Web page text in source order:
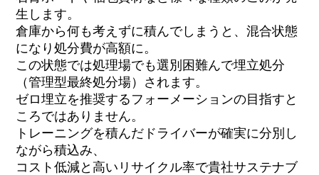
生します。
倉庫から何も考えずに積んでしまうと、混合状態
になり処分費が高額に。
この状態では処理場でも選別困難んで埋立処分
（管理型最終処分場）されます。
ゼロ埋立を推奨するフォーメーションの目指すと
ころではありません。
トレーニングを積んだドライバーが確実に分別し
ながら積込み、
コスト低減と高いリサイクル率で貴社サステナブ